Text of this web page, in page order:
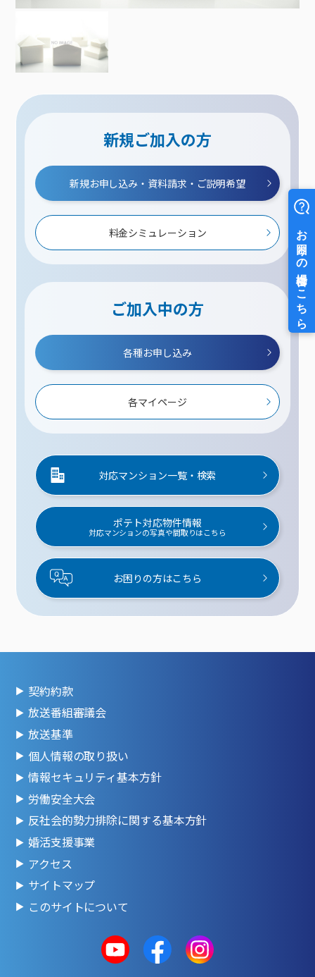
新規ご加入の方
新規お申し込み・資料請求・ご説明希望
料金シミュレーション
ご加入中の方
各種お申し込み
各マイページ
対応マンション一覧・検索
ポテト対応物件情報
対応マンションの写真や間取りはこちら
お困りの方はこちら
契約約款
放送番組審議会
放送基準
個人情報の取り扱い
情報セキュリティ基本方針
労働安全大会
反社会的勢力排除に関する基本方針
婚活支援事業
アクセス
サイトマップ
このサイトについて